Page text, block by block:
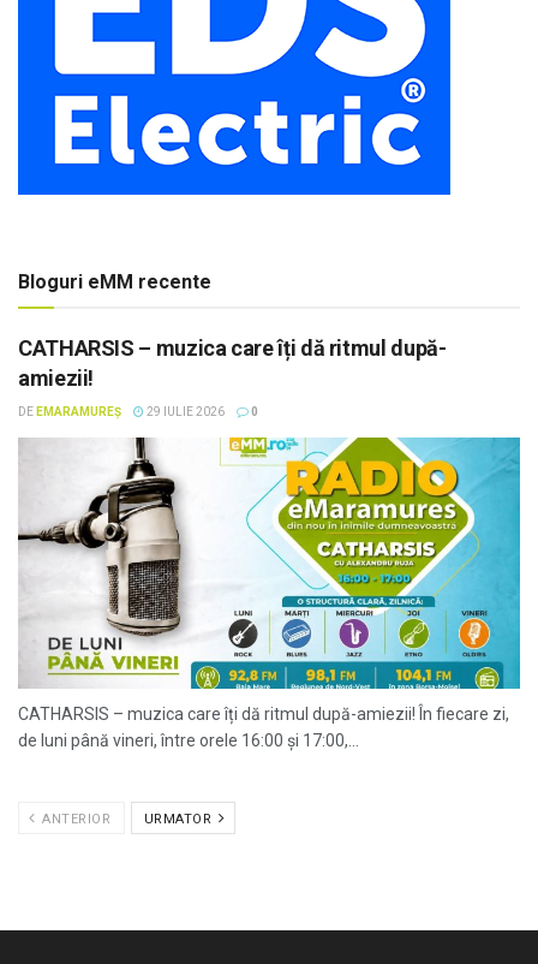
Bloguri eMM recente
CATHARSIS – muzica care îți dă ritmul după-
amiezii!
DE EMARAMUREȘ 29 IULIE 2026 0
CATHARSIS – muzica care îți dă ritmul după-amiezii! În fiecare zi,
de luni până vineri, între orele 16:00 și 17:00,...
ANTERIOR URMATOR